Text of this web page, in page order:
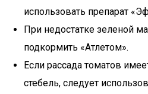
использовать препарат
При недостатке зеленой
подкормить «Атлетом».
Если рассада томатов
стебель, следует